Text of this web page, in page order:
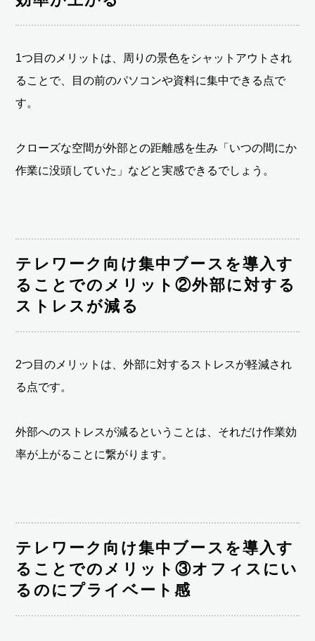
1つ目のメリットは、周りの景色をシャットアウトされ
ることで、目の前のパソコンや資料に集中できる点で
す。
クローズな空間が外部との距離感を生み「いつの間にか
作業に没頭していた」などと実感できるでしょう。
テレワーク向け集中ブースを導入す
ることでのメリット②外部に対する
ストレスが減る
2つ目のメリットは、外部に対するストレスが軽減され
る点です。
外部へのストレスが減るということは、それだけ作業効
率が上がることに繋がります。
テレワーク向け集中ブースを導入す
ることでのメリット③オフィスにい
るのにプライベート感